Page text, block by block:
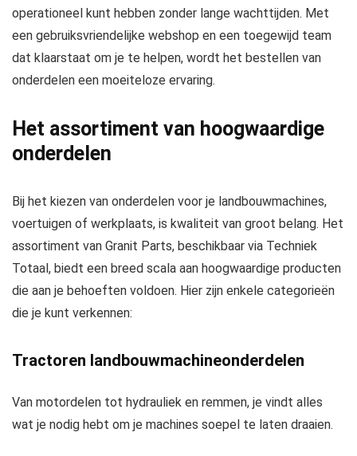
operationeel kunt hebben zonder lange wachttijden. Met
een gebruiksvriendelijke webshop en een toegewijd team
dat klaarstaat om je te helpen, wordt het bestellen van
onderdelen een moeiteloze ervaring.
Het assortiment van hoogwaardige
onderdelen
Bij het kiezen van onderdelen voor je landbouwmachines,
voertuigen of werkplaats, is kwaliteit van groot belang. Het
assortiment van Granit Parts, beschikbaar via Techniek
Totaal, biedt een breed scala aan hoogwaardige producten
die aan je behoeften voldoen. Hier zijn enkele categorieën
die je kunt verkennen:
Tractoren landbouwmachineonderdelen
Van motordelen tot hydrauliek en remmen, je vindt alles
wat je nodig hebt om je machines soepel te laten draaien.